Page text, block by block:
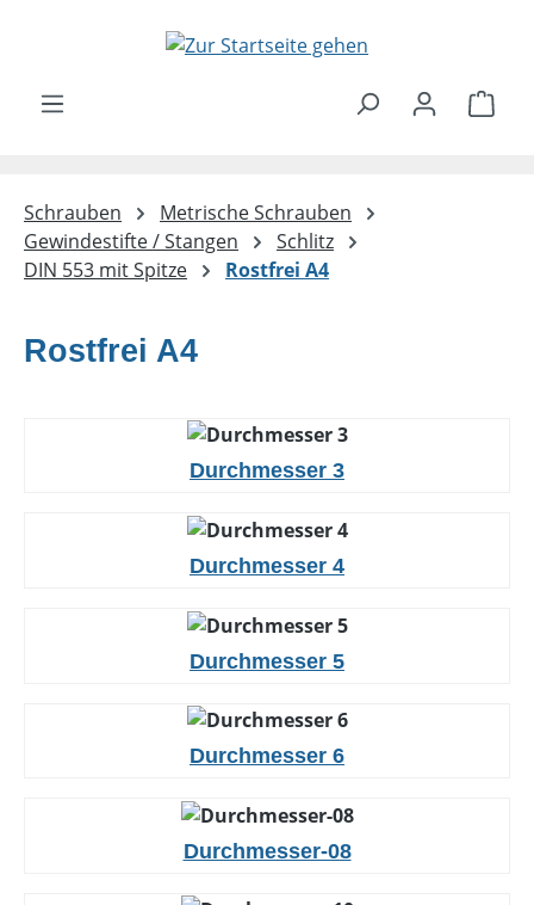
Zum Hauptinhalt springen
Schrauben
Metrische Schrauben
Gewindestifte / Stangen
Schlitz
DIN 553 mit Spitze
Rostfrei A4
Rostfrei A4
Durchmesser 3
Durchmesser 4
Durchmesser 5
Durchmesser 6
Durchmesser-08